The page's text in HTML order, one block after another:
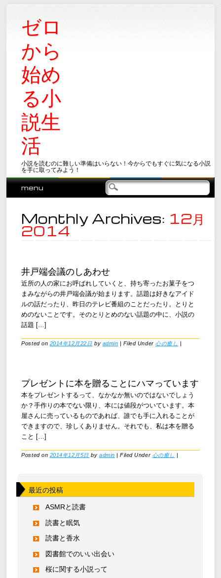
ゼロ
から
始め
る小
説生
活
小説を読むのに難しい準備はいらない！今からでもすぐに気になる小説
を手に取ってみよう！
Main menu
Skip
menu
Monthly Archives: 12月
2014
井戸端会議のしあわせ
近所の人の家にお呼ばれしていくと、持ち寄ったお菓子をつ
まみながらの井戸端会議が始まります。話題は好きなアイド
ルの話だったり、昨日のテレビ番組のことだったり。とりと
めのないことです。そのとりとめのない話題の中に、小説の
話題 […]
Posted on 2014年12月22日 by admin | Filed Under心の癒し |
プレゼントに本を贈ることにハマっています
本をプレゼントするって、なかなか無いのではないでしょう
か？手作りの本でない限り、本には値段がついています。本
屋さんに売っているものであれば、誰でも手に入れることが
できますので、珍しくありません。それでも、私は本を贈る
こと […]
Posted on 2014年12月5日 byadmin |Filed Under 心の癒し |
最近の投稿
ASMRと読書
読書と眠気
読書と香水
図書館でのいい出会い
桜に関する小説って